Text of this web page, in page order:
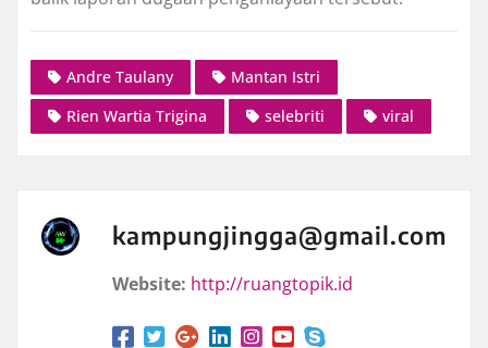
Andre Taulany
Mantan Istri
Rien Wartia Trigina
selebriti viral
kampungjingga@gmail.com
Website: http://ruangtopik.id